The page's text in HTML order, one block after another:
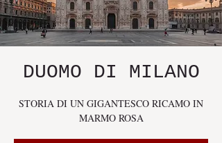
DUOMO DI MILANO
STORIA DI UN GIGANTESCO RICAMO IN
MARMO ROSA